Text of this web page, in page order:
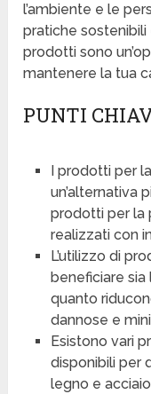
l’ambiente e le
pratiche sostenibili
prodotti sono
mantenere la tua
PUNTI
I prodotti per
un’alternativa
prodotti per la
realizzati con
L’utilizzo di
beneficiare sia
quanto
dannose e
Esistono vari
disponibili per
legno e